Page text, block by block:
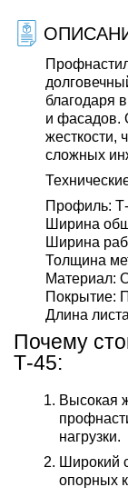
благодаря
и фасадов.
жесткости,
сложных
Профиль:
Ширина
Ширина
Толщина
Материал:
Покрытие:
Длина листа
Почему
Т-45:
Высокая
нагрузки.
Широкий
опорных